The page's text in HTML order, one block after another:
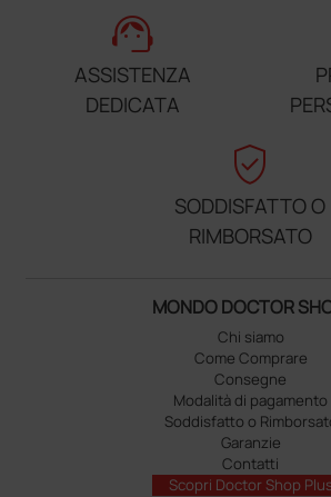
support_agent
ASSISTENZA
DEDICATA
verified_user
SODDISFATTO O
RIMBORSATO
MONDO DOCTOR
Chi siamo
Come Comprare
Consegne
Modalità di pagamento
Soddisfatto o
Garanzie
Contatti
Scopri Doctor Shop Plus